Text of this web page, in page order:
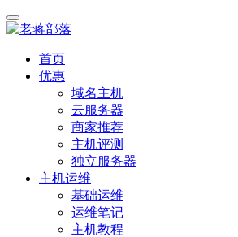
首页
优惠
域名主机
云服务器
商家推荐
主机评测
独立服务器
主机运维
基础运维
运维笔记
主机教程